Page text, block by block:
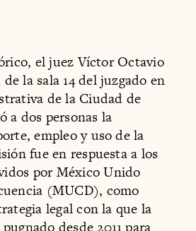
el juez Víctor Octavio
la sala 14 del juzgado en
de la Ciudad de
a dos personas la
empleo y uso de la
fue en respuesta a los
por México Unido
(MUCD), como
legal con la que la
desde 2011 para